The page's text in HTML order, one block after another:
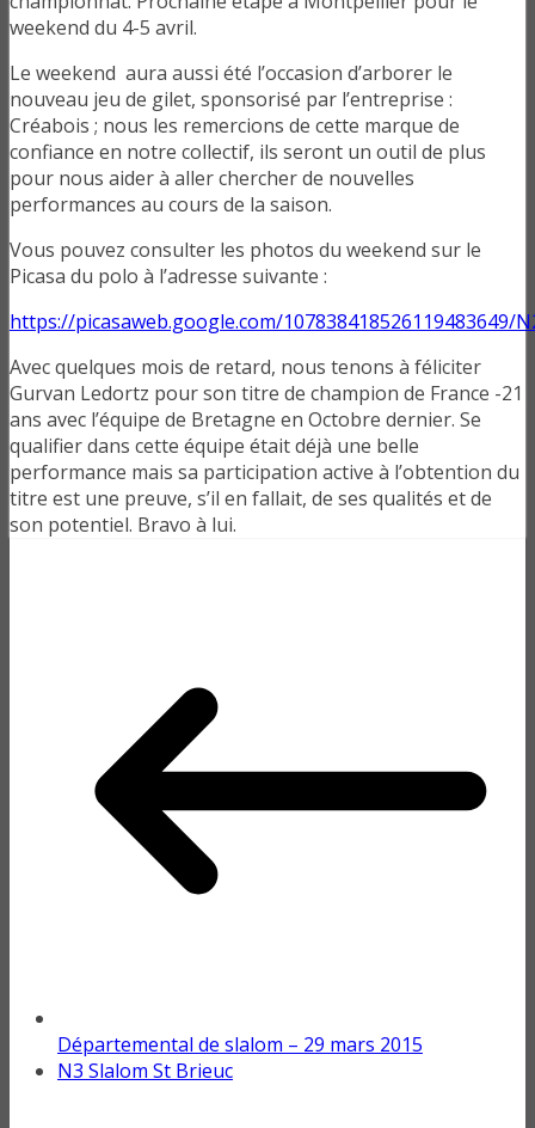
weekend du 4-5 avril.
Le weekend aura aussi été l’occasion d’arborer le
nouveau jeu de gilet, sponsorisé par l’entreprise :
Créabois ; nous les remercions de cette marque de
confiance en notre collectif, ils seront un outil de plus
pour nous aider à aller chercher de nouvelles
performances au cours de la saison.
Vous pouvez consulter les photos du weekend sur le
Picasa du polo à l’adresse suivante :
https://picasaweb.google.com/107838418526119483649/
Avec quelques mois de retard, nous tenons à féliciter
Gurvan Ledortz pour son titre de champion de France -21
ans avec l’équipe de Bretagne en Octobre dernier. Se
qualifier dans cette équipe était déjà une belle
performance mais sa participation active à l’obtention du
titre est une preuve, s’il en fallait, de ses qualités et de
son potentiel. Bravo à lui.
Départemental de slalom – 29 mars 2015
N3 Slalom St Brieuc